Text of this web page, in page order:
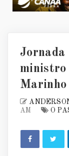
ministro
Marinho
AM
O